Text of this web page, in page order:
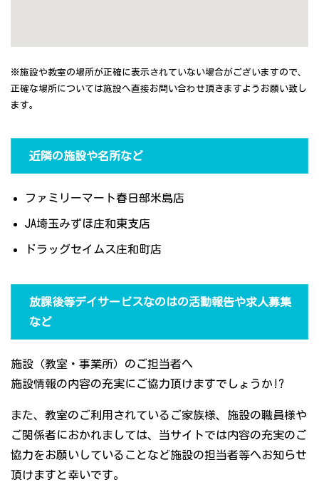
※施設や教室の場所が正確に表示されていない場合がございますので、
正確な場所については施設へ直接お問い合わせ頂きますようお願い致し
ます。
近隣の施設や名所など
ファミリーマート春日部米島店
JA埼玉みずほ庄和東支店
ドラッグセイムス庄和町店
放課後等デイサービスなのはの活動報告や求人募集
など
施設（教室・事業所）のご担当者へ
施設情報の内容の充実にご協力頂けますでしょうか!?
また、教室のご利用されているご家族様、施設の職員様や
ご関係者におかれましては、当サイトでは内容の充実のご
協力をお願いしていることなど施設の担当者等へお知らせ
頂けますと幸いです。